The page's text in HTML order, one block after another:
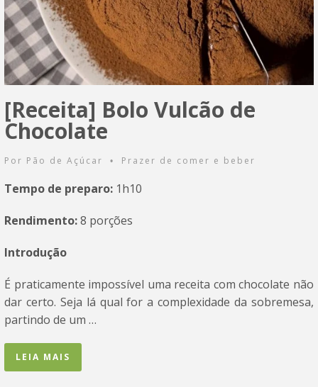
[Receita] Bolo Vulcão de
Chocolate
Por Pão de Açúcar • Prazer de comer e beber
Tempo de preparo: 1h10
Rendimento:8 porções
Introdução
É praticamente impossível uma receita com chocolate não
dar certo. Seja lá qual for a complexidade da sobremesa,
partindo de um …
LEIA MAIS